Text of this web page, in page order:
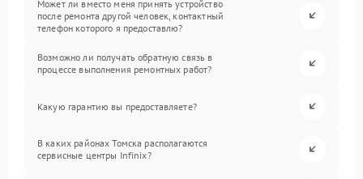
Может ли вместо меня принять устройство
после ремонта другой человек, контактный
телефон которого я предоставлю?
Возможно ли получать обратную связь в
процессе выполнения ремонтных работ?
Какую гарантию вы предоставляете?
В каких районах Томска располагаются
сервисные центры Infinix?